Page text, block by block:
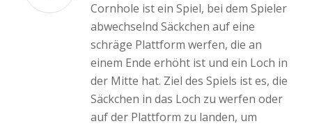
Cornhole ist ein Spiel, bei dem Spieler
abwechselnd Säckchen auf eine
schräge Plattform werfen, die an
einem Ende erhöht ist und ein Loch in
der Mitte hat. Ziel des Spiels ist es, die
Säckchen in das Loch zu werfen oder
auf der Plattform zu landen, um